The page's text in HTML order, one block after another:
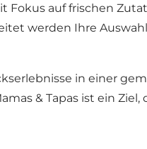
Fokus auf frischen
werden Ihre
in einer
& Tapas ist ein Ziel,